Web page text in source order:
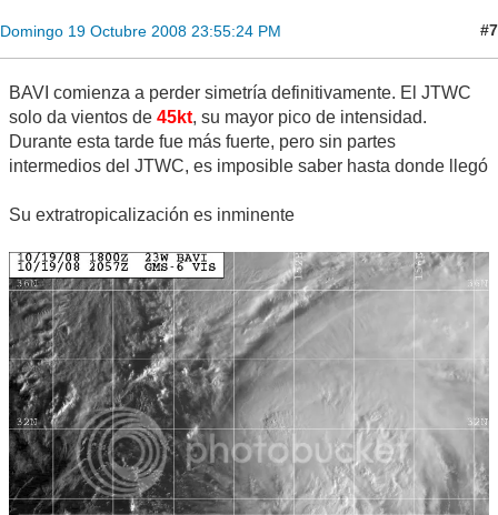
Domingo 19 Octubre 2008 23:55:24 PM #7
BAVI comienza a perder simetría definitivamente. El JTWC
solo da vientos de 45kt, su mayor pico de intensidad.
Durante esta tarde fue más fuerte, pero sin partes
intermedios del JTWC, es imposible saber hasta donde llegó
Su extratropicalización es inminente